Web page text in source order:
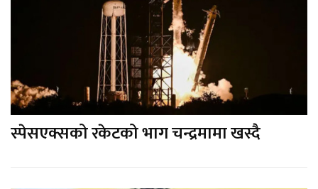
स्पेसएक्सको रकेटको भाग चन्द्रमामा खस्दै